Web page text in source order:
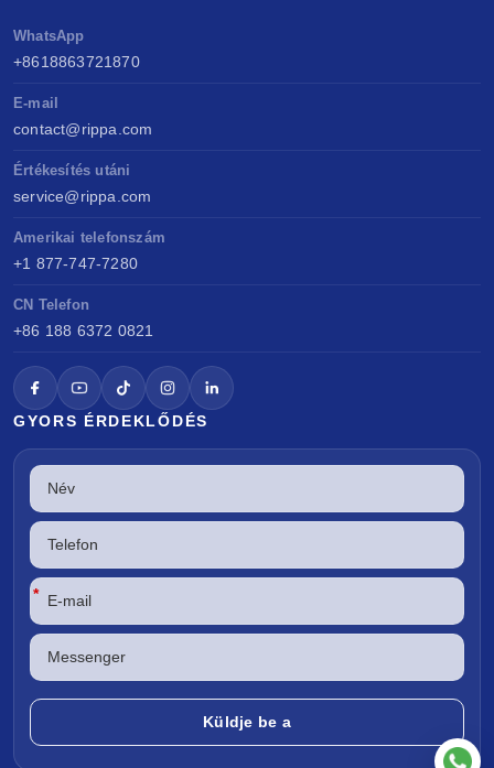
WhatsApp
+8618863721870
E-mail
contact@rippa.com
Értékesítés utáni
service@rippa.com
Amerikai telefonszám
+1 877-747-7280
CN Telefon
+86 188 6372 0821
GYORS ÉRDEKLŐDÉS
*